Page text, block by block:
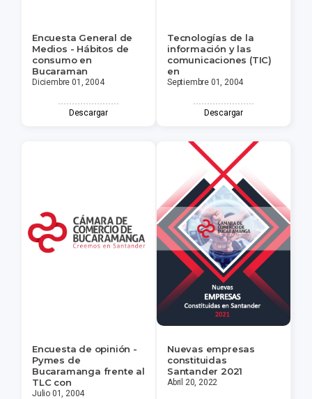
Encuesta General de
Medios - Hábitos de
consumo en
Bucaraman
Diciembre 01, 2004
Descargar
Tecnologías de la
información y las
comunicaciones (TIC)
en
Septiembre 01, 2004
Descargar
Encuesta de opinión -
Pymes de
Bucaramanga frente al
TLC con
Julio 01, 2004
Nuevas empresas
constituidas
Santander 2021
Abril 20, 2022